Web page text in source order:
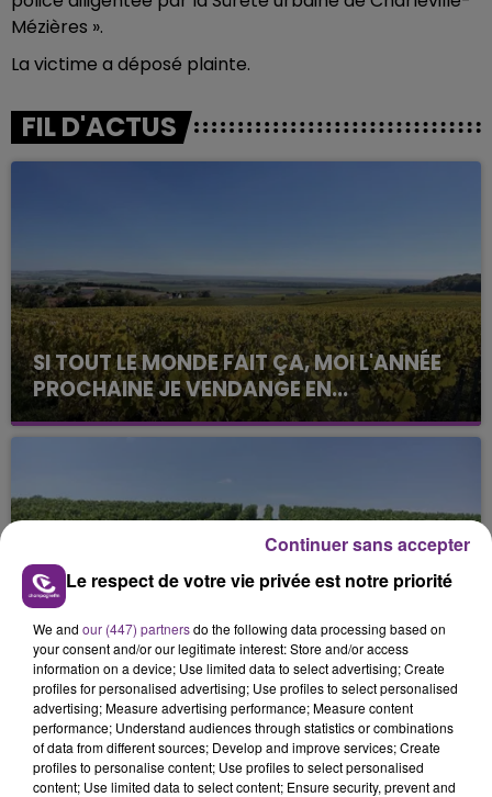
Mézières ».
La victime a déposé plainte.
FIL D'ACTUS
SI TOUT LE MONDE FAIT ÇA, MOI L'ANNÉE
PROCHAINE JE VENDANGE EN...
La vendange en Champagne a débuté ce jeudi 6
août dans la commune de Montgueux (Aube). Du
L'INSPECTION DU TRAVAIL RAPPELLE À
L'ORDRE SUR LES CONDITIONS DE...
Alors que les dates de début des vendange 2026
s'est avéré être plus précoce que prévu,
l'inspection du Travail en profite pour rappeler
les conditions de...
TITRES DIFFUSÉS
Le respect de votre vie privée est notre priorité
We and our (447) partnersdo the following data processing based on
your consent and/or our legitimate interest: Store and/or access
information on a device; Use limited data to select advertising; Create
profiles for personalised advertising; Use profiles to select personalised
advertising; Measure advertising performance; Measure content
performance; Understand audiences through statistics or combinations
of data from different sources; Develop and improve services; Create
profiles to personalise content; Use profiles to select personalised
content; Use limited data to select content; Ensure security, prevent and
Continuer sans accepter